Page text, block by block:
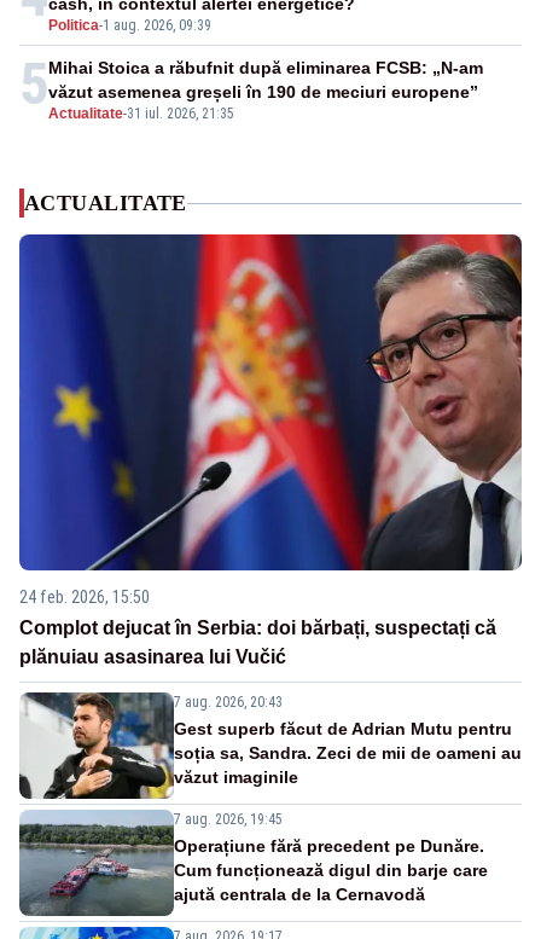
Politica-1 aug. 2026, 09:39
5Actualitate-31 iul. 2026, 21:35
Mihai Stoica a răbufnit după eliminarea FCSB: „N-am
văzut asemenea greșeli în 190 de meciuri europene”
ACTUALITATE
24 feb. 2026, 15:50
Complot dejucat în Serbia: doi bărbați, suspectați că
plănuiau asasinarea lui Vučić
7 aug. 2026, 20:43
Gest superb făcut de Adrian Mutu pentru
soția sa, Sandra. Zeci de mii de oameni au
văzut imaginile
7 aug. 2026, 19:45
Operațiune fără precedent pe Dunăre.
Cum funcționează digul din barje care
ajută centrala de la Cernavodă